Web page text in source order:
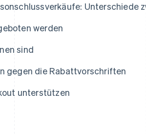
Unterschiede
werden
sind
gegen die Rabattvorschriften
unterstützen